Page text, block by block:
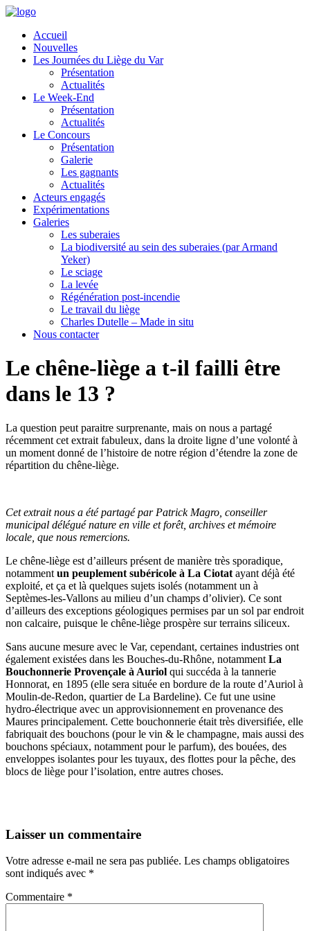
Accueil
Nouvelles
Les Journées du Liège du Var
Présentation
Actualités
Le Week-End
Présentation
Actualités
Le Concours
Présentation
Galerie
Les gagnants
Actualités
Acteurs engagés
Expérimentations
Galeries
Les suberaies
La biodiversité au sein des suberaies (par Armand
Yeker)
Le sciage
La levée
Régénération post-incendie
Le travail du liège
Charles Dutelle – Made in situ
Nous contacter
Le chêne-liège a t-il failli être
dans le 13 ?
La question peut paraitre surprenante, mais on nous a partagé
récemment cet extrait fabuleux, dans la droite ligne d’une volonté à
un moment donné de l’histoire de notre région d’étendre la zone de
répartition du chêne-liège.
Cet extrait nous a été partagé par Patrick Magro, conseiller
municipal délégué nature en ville et forêt, archives et mémoire
locale, que nous remercions.
Le chêne-liège est d’ailleurs présent de manière très sporadique,
notamment un peuplement subéricole à La Ciotat ayant déjà été
exploité, et ça et là quelques sujets isolés (notamment un à
Septèmes-les-Vallons au milieu d’un champs d’olivier). Ce sont
d’ailleurs des exceptions géologiques permises par un sol par endroit
non calcaire, puisque le chêne-liège prospère sur terrains siliceux.
Sans aucune mesure avec le Var, cependant, certaines industries ont
également existées dans les Bouches-du-Rhône, notamment La
Bouchonnerie Provençale à Auriol qui succéda à la tannerie
Honnorat, en 1895 (elle sera située en bordure de la route d’Auriol à
Moulin-de-Redon, quartier de La Bardeline). Ce fut une usine
hydro-électrique avec un approvisionnement en provenance des
Maures principalement. Cette bouchonnerie était très diversifiée, elle
fabriquait des bouchons (pour le vin & le champagne, mais aussi des
bouchons spéciaux, notamment pour le parfum), des bouées, des
enveloppes isolantes pour les tuyaux, des flottes pour la pêche, des
blocs de liège pour l’isolation, entre autres choses.
Laisser un commentaire
Votre adresse e-mail ne sera pas publiée. Les champs obligatoires
sont indiqués avec *
Commentaire *